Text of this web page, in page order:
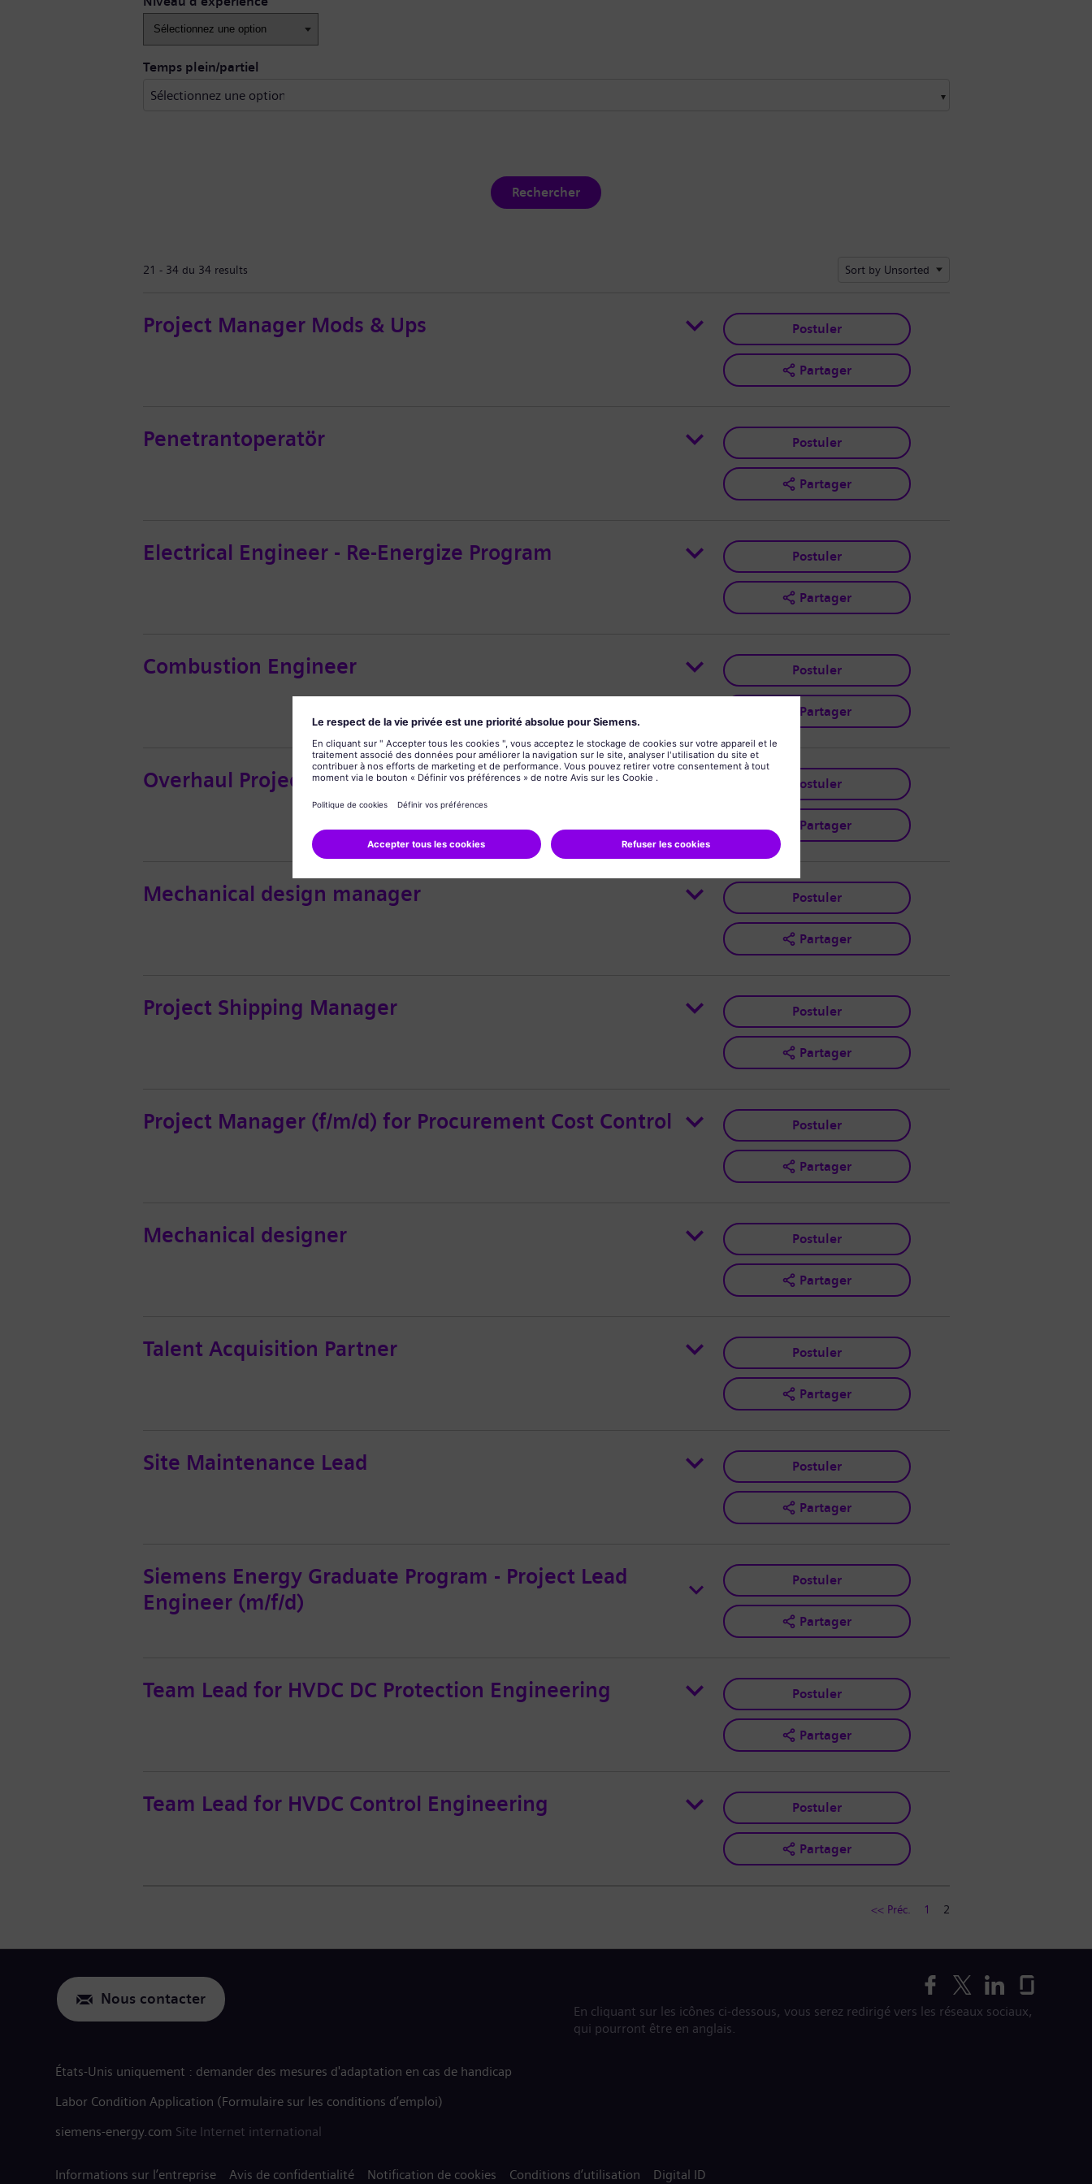
Temps plein/partiel
Rechercher
21 - 34 du 34 results Sort by Unsorted
Project Manager Mods & Ups Postuler
Partager
Penetrantoperatör Postuler
Partager
Electrical Engineer - Re-Energize Program Postuler
Partager
Combustion Engineer Postuler
Partager
Overhaul Project Manager Postuler
Partager
Mechanical design manager Postuler
Partager
Project Shipping Manager Postuler
Partager
Project Manager (f/m/d) for Procurement Cost Control Postuler
Partager
Mechanical designer Postuler
Partager
Talent Acquisition Partner Postuler
Partager
Site Maintenance Lead Postuler
Partager
Siemens Energy Graduate Program - Project Lead
Engineer (m/f/d)
Postuler
Partager
Team Lead for HVDC DC Protection Engineering Postuler
Partager
Team Lead for HVDC Control Engineering Postuler
Partager
<< Préc. 1 2
Nous contacter
En cliquant sur les icônes ci-dessous, vous serez redirigé vers les réseaux sociaux,
qui pourront être en anglais.
États-Unis uniquement : demander des mesures d'adaptation en cas de handicap
Labor Condition Application (Formulaire sur les conditions d’emploi)
siemens-energy.com Site Internet international
Informations sur l’entreprise Avis de confidentialité Notification de cookies Conditions d’utilisation Digital ID